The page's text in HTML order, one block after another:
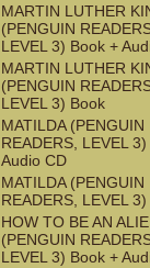
MARTIN LUTHER
(PENGUIN
LEVEL 3) Book +
MARTIN LUTHER
(PENGUIN
LEVEL 3) Book
MATILDA (PENGUIN
READERS, LEVEL
Audio CD
MATILDA (PENGUIN
READERS, LEVEL
HOW TO BE AN
(PENGUIN
LEVEL 3) Book +